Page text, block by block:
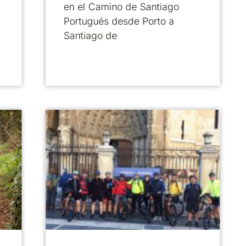
en el Camino de Santiago
Portugués desde Porto a
Santiago de